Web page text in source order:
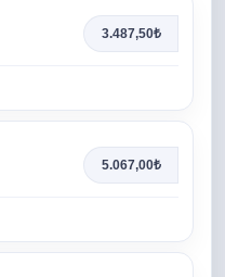
3.487,50₺
5.067,00₺